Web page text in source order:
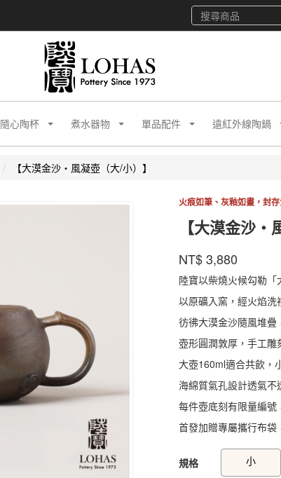
隨心陶杯 煮水器物 單品配件 遠紅外線陶鍋
【大漠金沙・風凝壺（大/小）】
火痕如筆、灰釉如畫，封
【大漠金沙・
商品代號 DMJSFLH001
DMJSFLH001
品牌
寶
NT$3,880
陸寶以柴燒火候勾勒
以原礦入窯，經火焰洗
彷彿大漠金沙隨風堆疊
壺形圓潤敦厚，手工雕
大壺160ml適合共飲，
海綿質氣孔設計透氣不
每件壺底刻有限量編號
首發加贈專屬攜行布袋
規格 小